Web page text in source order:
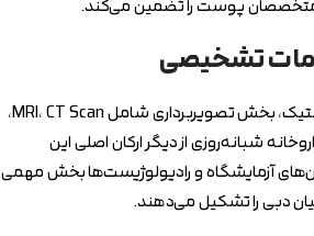
پوست را تضمین می‌کند.
تشخیصی
آزمایشگاه پاتوبیولوژی و ژنتیک، بخش تصویربرداری شامل MRI، CT Scan،
شبانه‌روزی از دیگر ارکان اصلی این
آزمایشگاه و رادیولوژیست‌ها بخش مهمی
دبی را تشکیل می‌دهند.